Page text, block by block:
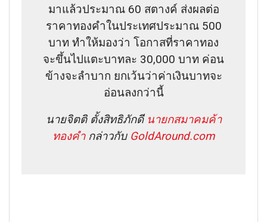
มาแล้วประมาณ 60 สตางค์ ส่งผลต่อ
ราคาทองคำในประเทศประมาณ 500
บาท ทำให้มองว่า โอกาสที่ราคาทอง
จะขึ้นไปแตะบาทละ 30,000 บาท ค่อน
ข้างจะลำบาก ยกเว้นว่าค่าเงินบาทจะ
อ่อนลงกว่านี้
นายจิตติ ตั้งสิทธิภักดี นายกสมาคมค้า
ทองคำกล่าวกับ GoldAround.com